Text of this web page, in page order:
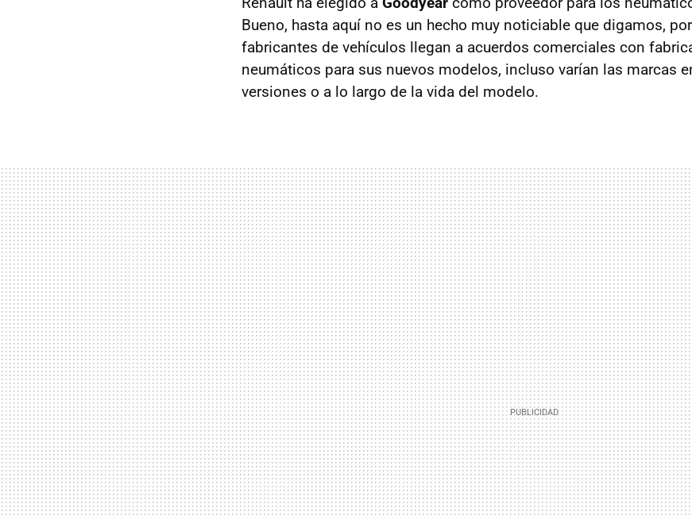
Bueno, hasta aquí no es un hecho muy noticiable que digamos,
fabricantes de vehículos llegan a acuerdos comerciales con
neumáticos para sus nuevos modelos, incluso varían las marcas
versiones o a lo largo de la vida del modelo.